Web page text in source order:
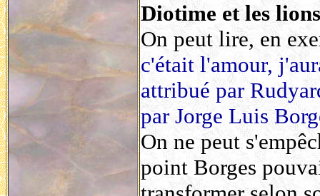
Diotime et les
On peut lire, en
c'était l'amour,
attribué par
par Jorge Luis
On ne peut
point Borges